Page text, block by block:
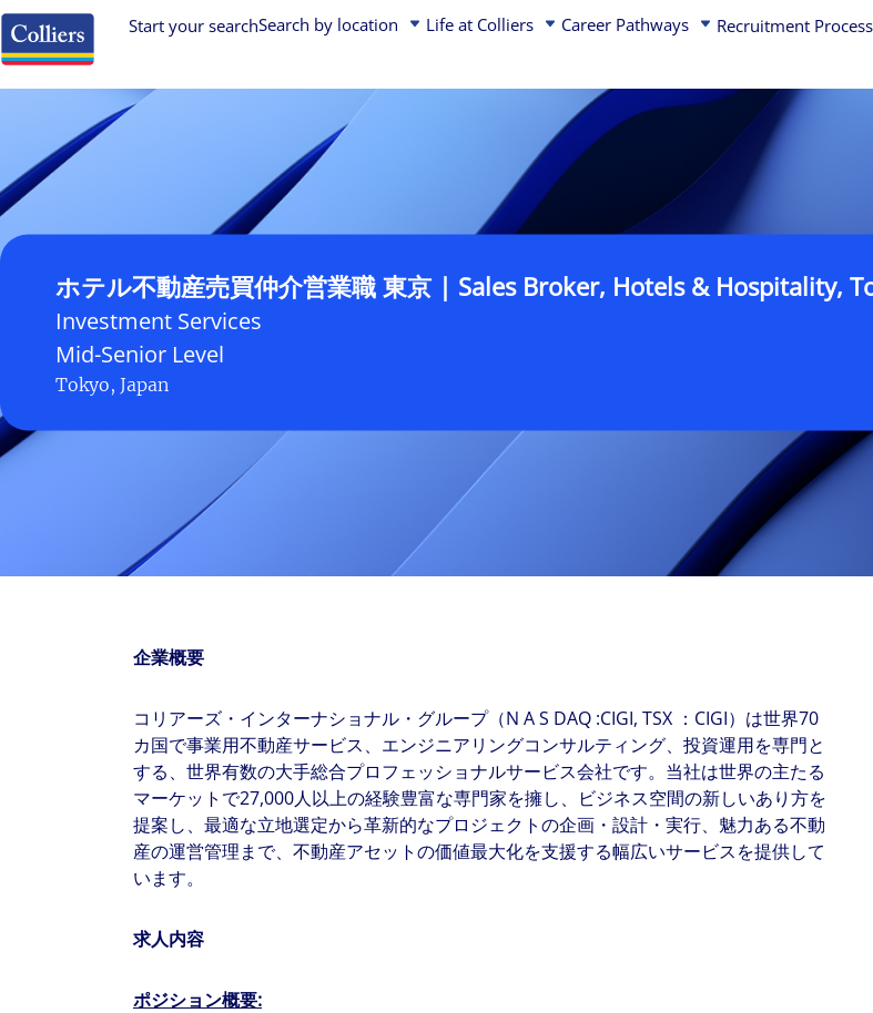
Start your searchSearch by location
Asia Pacific
Hong
Japan
Korea
New
Europe, Middle East, Africa
Ireland
Italy
Spain
Sweden
United
USA
Canada
Latin America
Colliers' early careers
Life at Colliers
Asia Pacific
Canada
Europe, Middle East & Africa
Latin America
United States
Our recruitment
Career Pathways
Early Careers (Students and Graduates)
Corporate & Business Services Experts
Property Professionals
Leadership
Occupier Services roles
Recruitment Process
ホテル不動産売買仲介営業職 東京 | Sales Broker, Hotels &
Mid-Senior Level
Investment Services
Tokyo, Japan
企業概要
コリアーズ・インターナショナル・グループ（N A S DAQ :CIGI, TSX ：CIGI）は世界70
カ国で事業用不動産サービス、エンジニアリングコンサルティング、投資運用を専門と
する、世界有数の大手総合プロフェッショナルサービス会社です。当社は世界の主たる
マーケットで27,000人以上の経験豊富な専門家を擁し、ビジネス空間の新しいあり方を
提案し、最適な立地選定から革新的なプロジェクトの企画・設計・実行、魅力ある不動
産の運営管理まで、不動産アセットの価値最大化を支援する幅広いサービスを提供して
います。
求人内容
ポジション概要:
Job search
Find your next role
Colliers is a global diversified professional services and asset management
company. Operating through three industry-leading platforms – Real Estate
Services, Engineering, and Asset Management – we have a proven business model,
an enterprising culture, and a unique partnership philosophy that drives growth
and value creation.
With $5.5 billion in annual revenues, a team of 24,000 professionals, and $108 billion
in assets under management, Colliers remains committed to accelerating the
success of our clients, investors, and people worldwide.